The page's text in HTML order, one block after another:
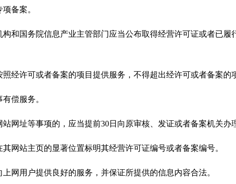
备案。
国务院信息产业主管部门应当公布取得经营许可证或者已履
许可或者备案的项目提供服务，不得超出经许可或者备案的
偿服务。
址等事项的，应当提前30日向原审核、发证或者备案机关办
站主页的显著位置标明其经营许可证编号或者备案编号。
用户提供良好的服务，并保证所提供的信息内容合法。